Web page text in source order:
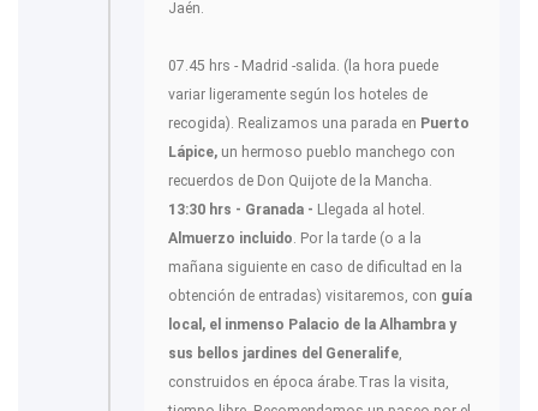
Jaén.
07.45 hrs - Madrid -salida. (la hora puede
variar ligeramente según los hoteles de
recogida). Realizamos una parada en Puerto
Lápice, un hermoso pueblo manchego con
recuerdos de Don Quijote de la Mancha.
13:30 hrs - Granada - Llegada al hotel.
Almuerzo incluido . Por la tarde (o a la
mañana siguiente en caso de dificultad en la
obtención de entradas) visitaremos, con guía
local, el inmenso Palacio de la Alhambra y
sus bellos jardines del Generalife
construidos en época árabe.Tras la visita,